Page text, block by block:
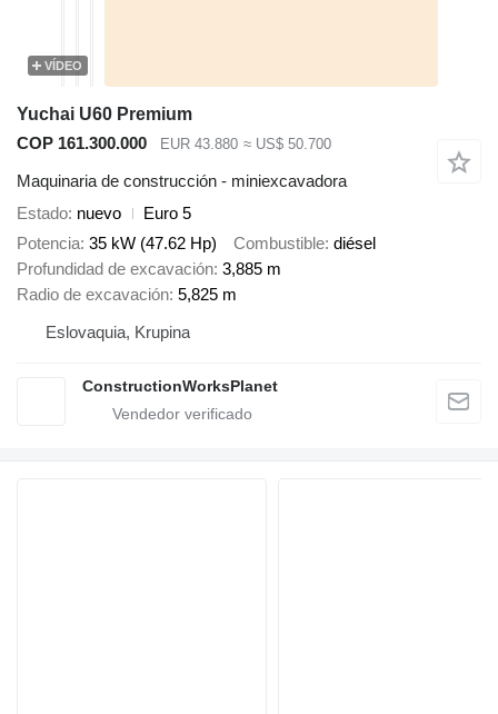
VÍDEO
Yuchai U60 Premium
COP 161.300.000
EUR 43.880 ≈ US$ 50.700
Maquinaria de construcción - miniexcavadora
Estado nuevo
Euro 5
Potencia 35 kW (47.62 Hp) Combustible diésel
Profundidad de excavación 3,885 m
Radio de excavación 5,825 m
Eslovaquia, Krupina
ConstructionWorksPlanet